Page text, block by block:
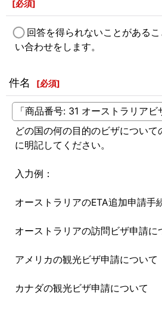
[必須]
回答を得られないことがある
い合わせをします。
件名 [必須]
どの国の何の目的のビザについ
に明記してください。
入力例：
オーストラリアのETA追加申請手
オーストラリアの訪問ビザ申請に
アメリカの観光ビザ申請について
カナダの観光ビザ申請について